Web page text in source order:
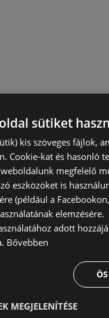
sütiket
kis szöveges fájlok,
Cookie-kat és hasonló
megfelelő
eszközöket is
(például a
elemzésére.
adott
Bővebben
MEGJELENÍTÉSE